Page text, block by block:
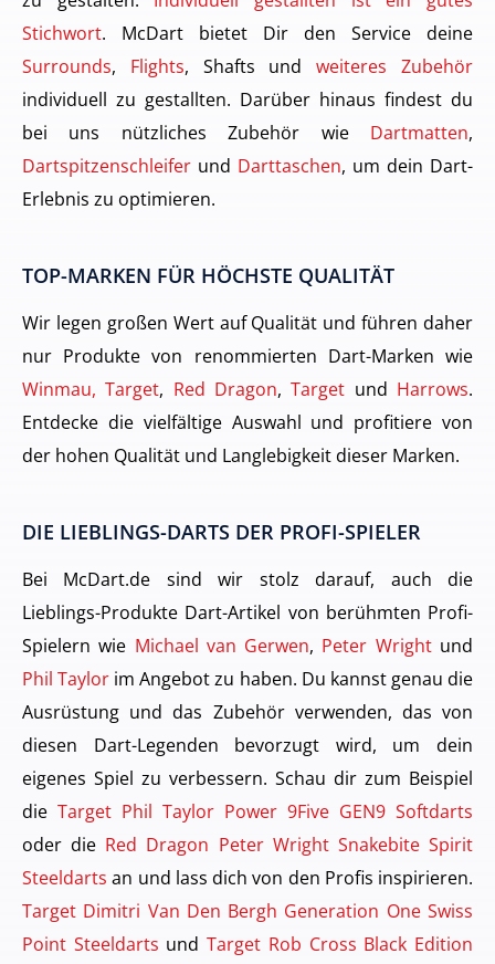
Stichwort. McDart bietet Dir den Service deine
Surrounds, Flights, Shafts undweiteres Zubehör
individuell zu gestallten. Darüber hinaus findest du
bei uns nützliches Zubehör wie Dartmatten,
Dartspitzenschleifer und Darttaschen, um dein Dart-
Erlebnis zu optimieren.
TOP-MARKEN FÜR HÖCHSTE QUALITÄT
Wir legen großen Wert auf Qualität und führen daher
nur Produkte von renommierten Dart-Marken wie
Winmau, Target, Red Dragon,Target und Harrows.
Entdecke die vielfältige Auswahl und profitiere von
der hohen Qualität und Langlebigkeit dieser Marken.
DIE LIEBLINGS-DARTS DER PROFI-SPIELER
Bei McDart.de sind wir stolz darauf, auch die
Lieblings-Produkte Dart-Artikel von berühmten Profi-
Spielern wie Michael van Gerwen, Peter Wrightund
Phil Taylor im Angebot zu haben. Du kannst genau die
Ausrüstung und das Zubehör verwenden, das von
diesen Dart-Legenden bevorzugt wird, um dein
eigenes Spiel zu verbessern. Schau dir zum Beispiel
die Target Phil Taylor Power 9Five GEN9 Softdarts
oder die Red Dragon Peter Wright Snakebite Spirit
Steeldarts an und lass dich von den Profis inspirieren.
Target Dimitri Van Den Bergh Generation One Swiss
Point Steeldarts undTarget Rob Cross Black Edition